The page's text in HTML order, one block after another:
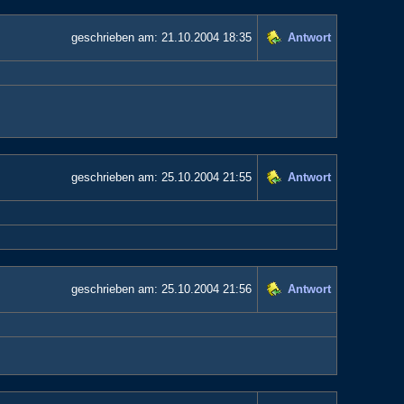
geschrieben am: 21.10.2004 18:35 Antwort
geschrieben am: 25.10.2004 21:55 Antwort
geschrieben am: 25.10.2004 21:56 Antwort